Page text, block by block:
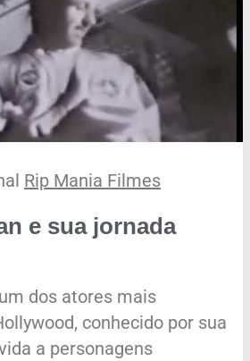
Rip Mania Filmes
e sua jornada
dos atores mais
conhecido por sua
a personagens